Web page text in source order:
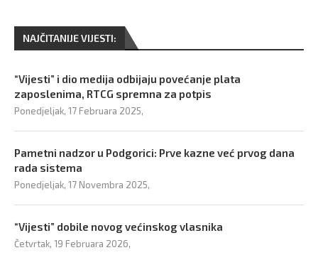
NAJČITANIJE VIJESTI:
“Vijesti” i dio medija odbijaju povećanje plata
zaposlenima, RTCG spremna za potpis
Ponedjeljak, 17 Februara 2025,
Pametni nadzor u Podgorici: Prve kazne već prvog dana
rada sistema
Ponedjeljak, 17 Novembra 2025,
“Vijesti” dobile novog većinskog vlasnika
Četvrtak, 19 Februara 2026,